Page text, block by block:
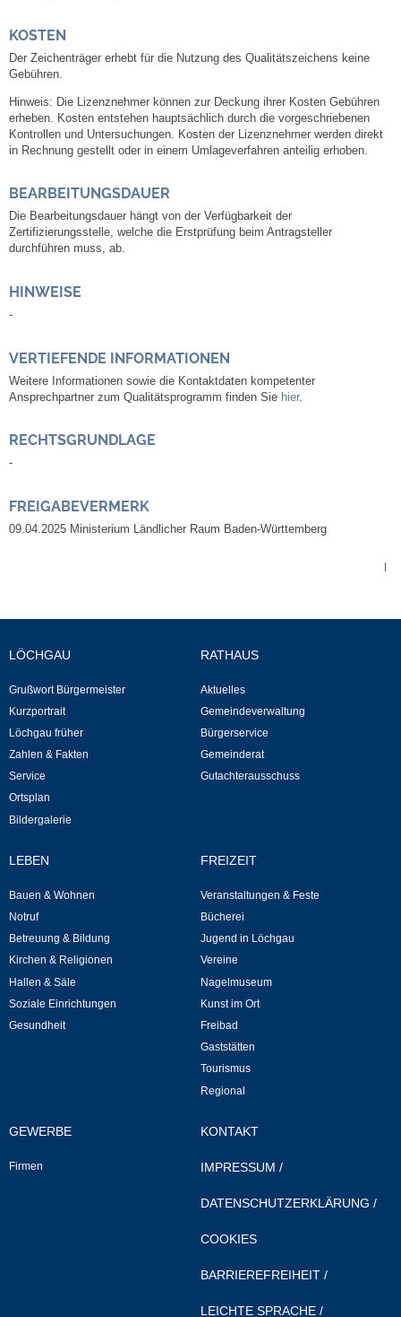
Ratsinfo
Gutachterausschuss
Leben
NETZMonitor
Laufende beschränkte Ausschreibungen
Bebauungspläne
Fortschreibung Flächennutzungsplan
Kommunale Wärmeplanung
Betreuung & Bildung
Kindergärten
Musikschule
Kirchen & Religionen
Katholische Kirchengemeinde
Neuapostolische Kirche
Hallen & Säle
Gemeindehalle
Schulturnhalle
Hallen- und Raumreservierung
KOSTEN
Der Zeichenträger erhebt für die Nutzung des Qualitätszeichens keine
Gebühren.
Hinweis: Die Lizenznehmer können zur Deckung ihrer Kosten Gebühren
erheben. Kosten entstehen hauptsächlich durch die vorgeschriebenen
Kontrollen und Untersuchungen. Kosten der Lizenznehmer werden direkt
in Rechnung gestellt oder in einem Umlageverfahren anteilig erhoben.
BEARBEITUNGSDAUER
Die Bearbeitungsdauer hängt von der Verfügbarkeit der
Zertifizierungsstelle, welche die Erstprüfung beim Antragsteller
durchführen muss, ab.
HINWEISE
-
VERTIEFENDE INFORMATIONEN
Weitere Informationen sowie die Kontaktdaten kompetenter
Ansprechpartner zum Qualitätsprogramm finden Sie hier.
RECHTSGRUNDLAGE
-
FREIGABEVERMERK
09.04.2025 Ministerium Ländlicher Raum Baden-Württemberg
|
LÖCHGAU
Grußwort Bürgermeister
Kurzportrait
Löchgau früher
Zahlen & Fakten
Service
Ortsplan
Bildergalerie
RATHAUS
Aktuelles
Gemeindeverwaltung
Bürgerservice
Gemeinderat
Gutachterausschuss
LEBEN
Bauen & Wohnen
Notruf
Betreuung & Bildung
Kirchen & Religionen
Hallen & Säle
Soziale Einrichtungen
Gesundheit
FREIZEIT
Veranstaltungen & Feste
Bücherei
Jugend in Löchgau
Vereine
Nagelmuseum
Kunst im Ort
Freibad
Gaststätten
Tourismus
Regional
GEWERBE
Firmen
KONTAKT
IMPRESSUM /
DATENSCHUTZERKLÄRUNG /
COOKIES
BARRIEREFREIHEIT /
LEICHTE SPRACHE /